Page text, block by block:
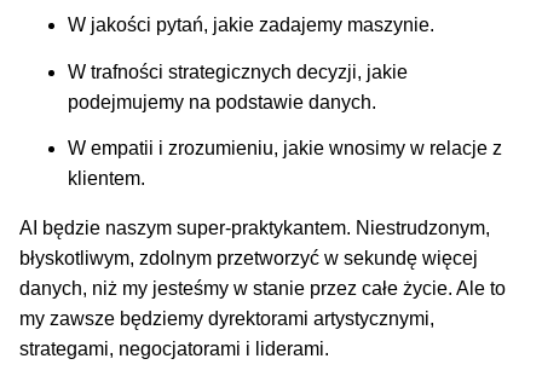
W jakości pytań, jakie zadajemy maszynie.
W trafności strategicznych decyzji, jakie
podejmujemy na podstawie danych.
W empatii i zrozumieniu, jakie wnosimy w relacje z
klientem.
AI będzie naszym super-praktykantem. Niestrudzonym,
błyskotliwym, zdolnym przetworzyć w sekundę więcej
danych, niż my jesteśmy w stanie przez całe życie. Ale to
my zawsze będziemy dyrektorami artystycznymi,
strategami, negocjatorami i liderami.